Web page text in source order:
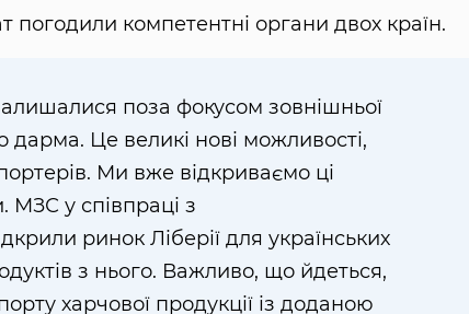
погодили компетентні органи двох країн.
поза фокусом зовнішньої
дарма. Це великі нові можливості,
Ми вже відкриваємо ці
МЗС у співпраці з
ринок Ліберії для українських
з нього. Важливо, що йдеться,
харчової продукції із доданою